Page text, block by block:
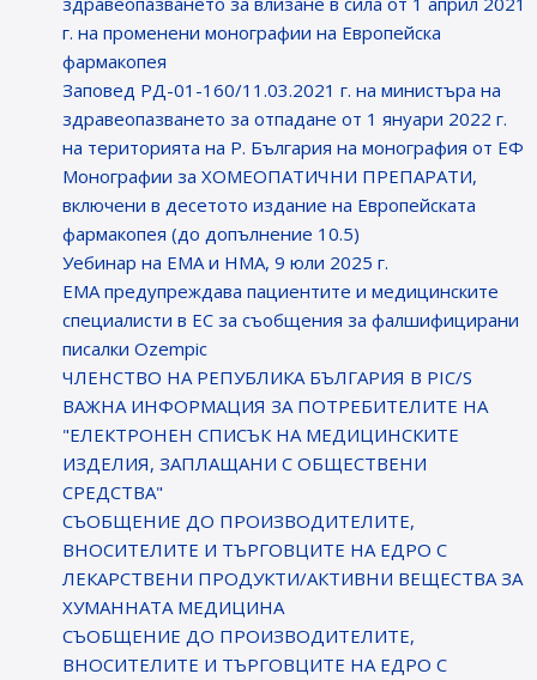
г. на променени монографии на Европейска
фармакопея
Заповед РД-01-160/11.03.2021 г. на министъра на
здравеопазването за отпадане от 1 януари 2022 г.
на територията на Р. България на монография от ЕФ
Монографии за ХОМЕОПАТИЧНИ ПРЕПАРАТИ,
включени в десетото издание на Европейската
фармакопея (до допълнение 10.5)
Уебинар на ЕМА и НМА, 9 юли 2025 г.
EMA предупреждава пациентите и медицинските
специалисти в ЕС за съобщения за фалшифицирани
писалки Ozempic
ЧЛЕНСТВО НА РЕПУБЛИКА БЪЛГАРИЯ В PIC/S
ВАЖНА ИНФОРМАЦИЯ ЗА ПОТРЕБИТЕЛИТЕ НА
"ЕЛЕКТРОНЕН СПИСЪК НА МЕДИЦИНСКИТЕ
ИЗДЕЛИЯ, ЗАПЛАЩАНИ С ОБЩЕСТВЕНИ
СРЕДСТВА"
СЪОБЩЕНИЕ ДО ПРОИЗВОДИТЕЛИТЕ,
ВНОСИТЕЛИТЕ И ТЪРГОВЦИТЕ НА ЕДРО С
ЛЕКАРСТВЕНИ ПРОДУКТИ/АКТИВНИ ВЕЩЕСТВА ЗА
ХУМАННАТА МЕДИЦИНА
СЪОБЩЕНИЕ ДО ПРОИЗВОДИТЕЛИТЕ,
ВНОСИТЕЛИТЕ И ТЪРГОВЦИТЕ НА ЕДРО С